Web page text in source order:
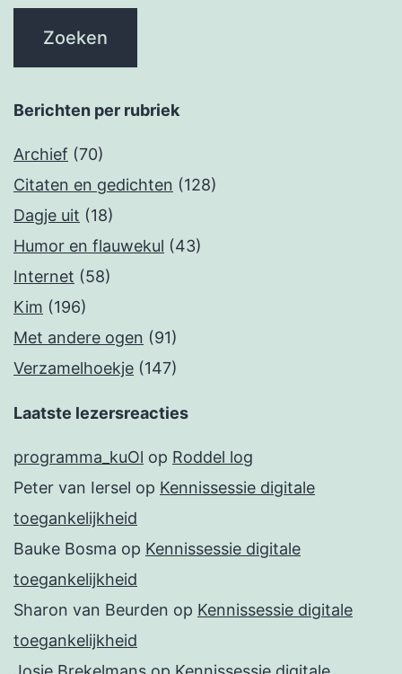
Berichten per rubriek
Archief (70)
Citaten en gedichten (128)
Dagje uit (18)
Humor en flauwekul (43)
Internet (58)
Kim (196)
Met andere ogen (91)
Verzamelhoekje (147)
Laatste lezersreacties
programma_kuOl op Roddel log
Peter van Iersel op Kennissessie digitale
toegankelijkheid
Bauke Bosma op Kennissessie digitale
toegankelijkheid
Sharon van Beurden op Kennissessie digitale
toegankelijkheid